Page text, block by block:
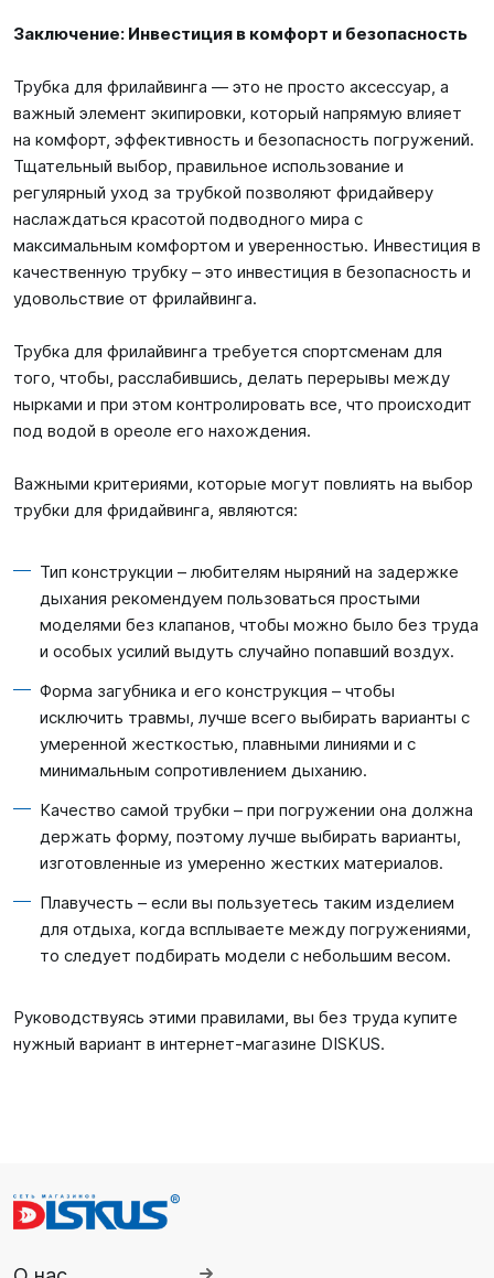
Заключение: Инвестиция в комфорт и безопасность
Трубка для фрилайвинга — это не просто аксессуар, а
важный элемент экипировки, который напрямую влияет
на комфорт, эффективность и безопасность погружений.
Тщательный выбор, правильное использование и
регулярный уход за трубкой позволяют фридайверу
наслаждаться красотой подводного мира с
максимальным комфортом и уверенностью. Инвестиция в
качественную трубку – это инвестиция в безопасность и
удовольствие от фрилайвинга.
Трубка для фрилайвинга требуется спортсменам для
того, чтобы, расслабившись, делать перерывы между
нырками и при этом контролировать все, что происходит
под водой в ореоле его нахождения.
Важными критериями, которые могут повлиять на выбор
трубки для фридайвинга, являются:
Тип конструкции – любителям ныряний на задержке
дыхания рекомендуем пользоваться простыми
моделями без клапанов, чтобы можно было без труда
и особых усилий выдуть случайно попавший воздух.
Форма загубника и его конструкция – чтобы
исключить травмы, лучше всего выбирать варианты с
умеренной жесткостью, плавными линиями и с
минимальным сопротивлением дыханию.
Качество самой трубки – при погружении она должна
держать форму, поэтому лучше выбирать варианты,
изготовленные из умеренно жестких материалов.
Плавучесть – если вы пользуетесь таким изделием
для отдыха, когда всплываете между погружениями,
то следует подбирать модели с небольшим весом.
Руководствуясь этими правилами, вы без труда купите
нужный вариант в интернет-магазине DISKUS.